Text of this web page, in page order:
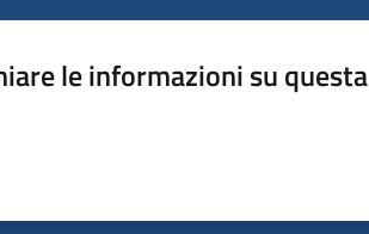
le informazioni su questa